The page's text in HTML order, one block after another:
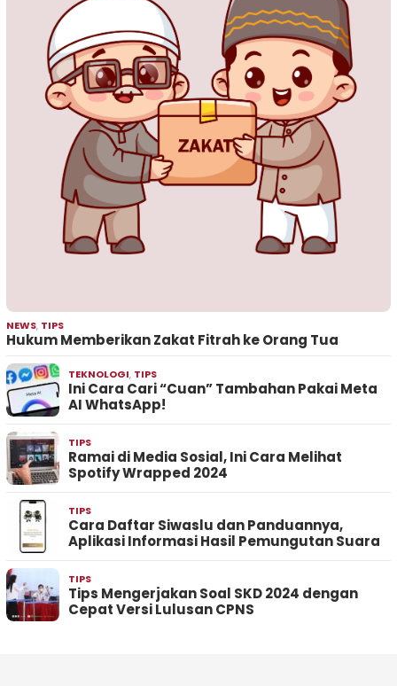
NEWS, TIPS
Hukum Memberikan Zakat Fitrah ke Orang Tua
TEKNOLOGI, TIPS
Ini Cara Cari “Cuan” Tambahan Pakai Meta
AI WhatsApp!
TIPS
Ramai di Media Sosial, Ini Cara Melihat
Spotify Wrapped 2024
TIPS
Cara Daftar Siwaslu dan Panduannya,
Aplikasi Informasi Hasil Pemungutan Suara
TIPS
Tips Mengerjakan Soal SKD 2024 dengan
Cepat Versi Lulusan CPNS